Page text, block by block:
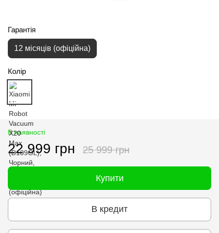
Гарантія
12 місяців (офіційна)
Колір
В наявності
22 999 грн 25 999 грн
Купити
В кредит